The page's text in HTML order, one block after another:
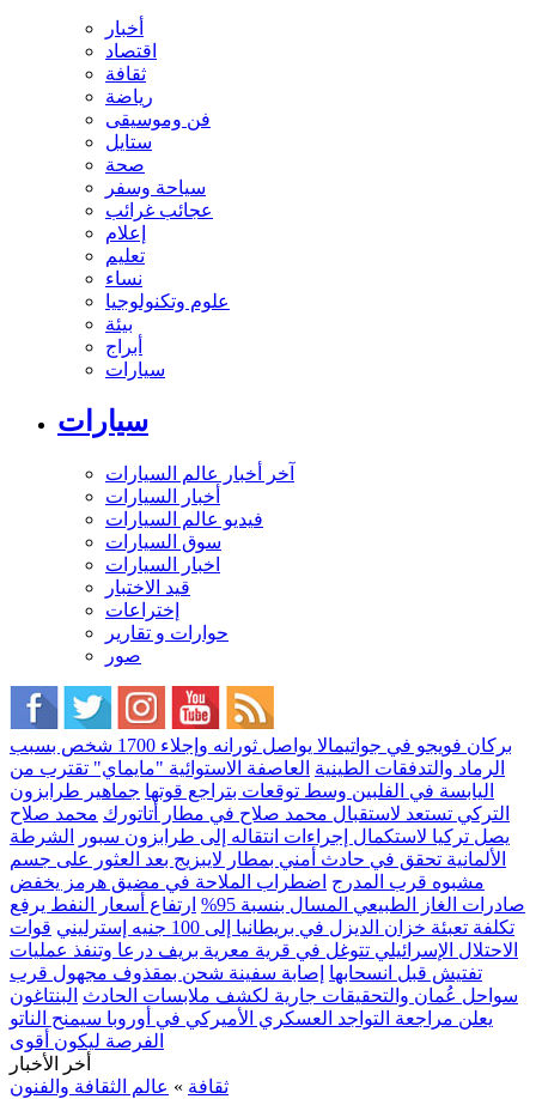
أخبار
اقتصاد
ثقافة
رياضة
فن وموسيقى
ستايل
صحة
سياحة وسفر
عجائب غرائب
إعلام
تعليم
نساء
علوم وتكنولوجيا
بيئة
أبراج
سيارات
سيارات
آخر أخبار عالم السيارات
أخبار السيارات
فيديو عالم السيارات
سوق السيارات
اخبار السيارات
قيد الاختبار
إختراعات
حوارات و تقارير
صور
بركان فويجو في جواتيمالا يواصل ثورانه وإجلاء 1700 شخص بسبب
الرماد والتدفقات الطينية العاصفة الاستوائية "مايماي" تقترب من
اليابسة في الفلبين وسط توقعات بتراجع قوتها جماهير طرابزون
التركي تستعد لاستقبال محمد صلاح في مطار أتاتورك محمد صلاح
يصل تركيا لاستكمال إجراءات انتقاله إلى طرابزون سبور
الشرطة
الألمانية تحقق في حادث أمني بمطار لايبزيج بعد العثور على جسم
مشبوه قرب المدرج اضطراب الملاحة في مضيق هرمز يخفض
صادرات الغاز الطبيعي المسال بنسبة 95%
ارتفاع أسعار النفط يرفع
تكلفة تعبئة خزان الديزل في بريطانيا إلى 100 جنيه إسترليني
قوات
الاحتلال الإسرائيلي تتوغل في قرية معرية بريف درعا وتنفذ عمليات
تفتيش قبل انسحابها إصابة سفينة شحن بمقذوف مجهول قرب
سواحل عُمان والتحقيقات جارية لكشف ملابسات الحادث البنتاغون
يعلن مراجعة التواجد العسكري الأميركي في أوروبا سيمنح الناتو
الفرصة ليكون أقوى
أخر الأخبار
ثقافة » عالم الثقافة والفنون